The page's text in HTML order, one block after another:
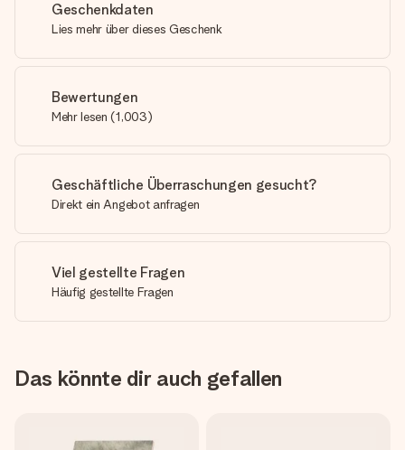
Geschenkdaten
Lies mehr über dieses Geschenk
Bewertungen
Mehr lesen (1,003)
Geschäftliche Überraschungen gesucht?
Direkt ein Angebot anfragen
Viel gestellte Fragen
Häufig gestellte Fragen
Das könnte dir auch gefallen